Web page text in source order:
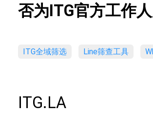
否为ITG官方工作
ITG全域筛选 Line筛查工具
ITG.LA